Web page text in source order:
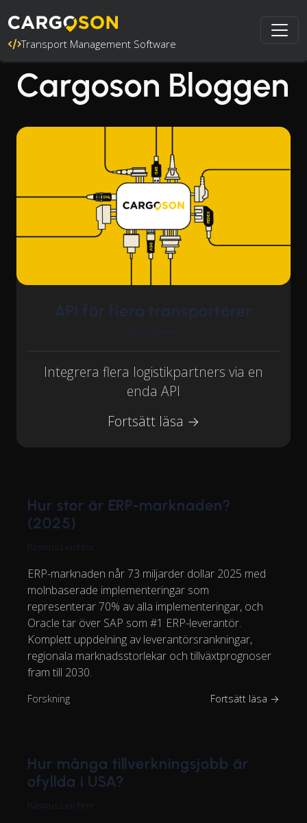
Transport Management Software
Cargoson Bloggen
API för flera transportörer
Ülari Kalamees
Integrera flera logistikpartners via en
enda API
Fortsätt läsa →
Hur stor är ERP-marknaden?
(2025)
Rasmus Leichter
ERP-marknaden når 73 miljarder dollar 2025 med
molnbaserade implementeringar som
representerar 70% av alla implementeringar, och
Oracle tar över SAP som #1 ERP-leverantör.
Komplett uppdelning av leverantörsrankningar,
regionala marknadsstorlekar och tillväxtprognoser
fram till 2030.
Forskning Fortsätt läsa →
Hur många tillverkningsjobb är
ofyllda i USA?
Rasmus Leichter